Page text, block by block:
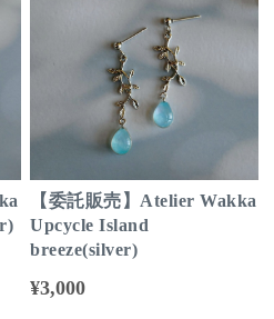
【委託販売】Atelier Wakka
Upcycle Island
breeze(silver)
¥3,000